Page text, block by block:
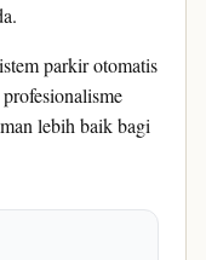
parkir otomatis
lebih baik bagi